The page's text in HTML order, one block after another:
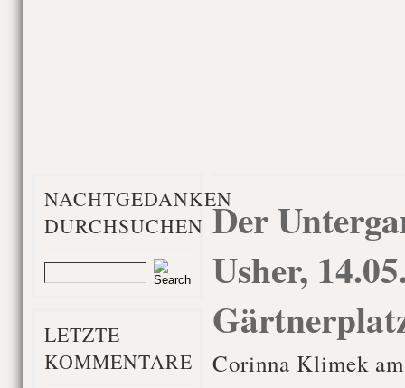
NACHTGEDANKEN
DURCHSUCHEN
LETZTE
KOMMENTARE
Der
Usher,
Corinna Klimek